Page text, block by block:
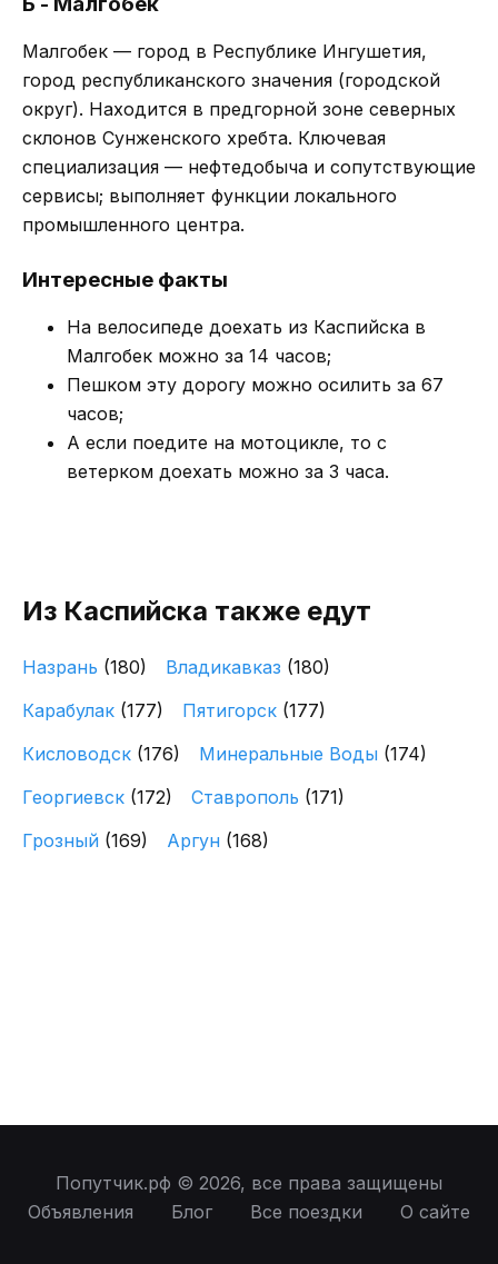
Малгобек — город в Республике Ингушетия,
город республиканского значения (городской
округ). Находится в предгорной зоне северных
склонов Сунженского хребта. Ключевая
специализация — нефтедобыча и сопутствующие
сервисы; выполняет функции локального
промышленного центра.
Интересные факты
На велосипеде доехать из Каспийска в
Малгобек можно за 14 часов;
Пешком эту дорогу можно осилить за 67
часов;
А если поедите на мотоцикле, то с
ветерком доехать можно за 3 часа.
Из Каспийска также едут
Назрань (180) Владикавказ (180)
Карабулак (177) Пятигорск (177)
Кисловодск (176) Минеральные Воды (174)
Георгиевск (172) Ставрополь (171)
Грозный (169) Аргун (168)
Попутчик.рф © 2026, все права защищены
Объявления
Блог Все поездки О сайте